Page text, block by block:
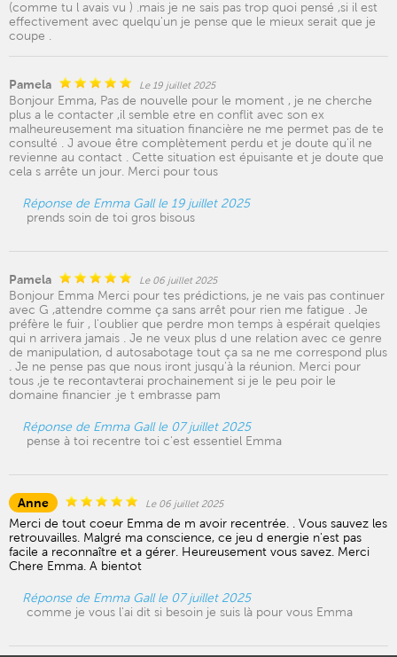
(comme tu l avais vu ) .mais je ne sais pas trop quoi pensé ,si il est
effectivement avec quelqu'un je pense que le mieux serait que je
coupe .
Pamela Le 19 juillet 2025
Bonjour Emma, Pas de nouvelle pour le moment , je ne cherche
plus a le contacter ,il semble etre en conflit avec son ex
malheureusement ma situation financière ne me permet pas de te
consulté . J avoue être complètement perdu et je doute qu'il ne
revienne au contact . Cette situation est épuisante et je doute que
cela s arrête un jour. Merci pour tous
Réponse de Emma Gall le 19 juillet 2025
prends soin de toi gros bisous
Pamela Le 06 juillet 2025
Bonjour Emma Merci pour tes prédictions, je ne vais pas continuer
avec G ,attendre comme ça sans arrêt pour rien me fatigue . Je
préfère le fuir , l'oublier que perdre mon temps à espérait quelqies
qui n arrivera jamais . Je ne veux plus d une relation avec ce genre
de manipulation, d autosabotage tout ça sa ne me correspond plus
. Je ne pense pas que nous iront jusqu'à la réunion. Merci pour
tous ,je te recontavterai prochainement si je le peu poir le
domaine financier .je t embrasse pam
Réponse de Emma Gall le 07 juillet 2025
pense à toi recentre toi c'est essentiel Emma
Anne Le 06 juillet 2025
Merci de tout coeur Emma de m avoir recentrée. . Vous sauvez les
retrouvailles. Malgré ma conscience, ce jeu d energie n'est pas
facile a reconnaître et a gérer. Heureusement vous savez. Merci
Chere Emma. A bientot
Réponse de Emma Gall le 07 juillet 2025
comme je vous l'ai dit si besoin je suis là pour vous Emma